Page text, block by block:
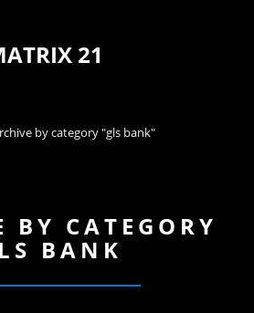
21
by category "gls bank"
BY CATEGORY
BANK